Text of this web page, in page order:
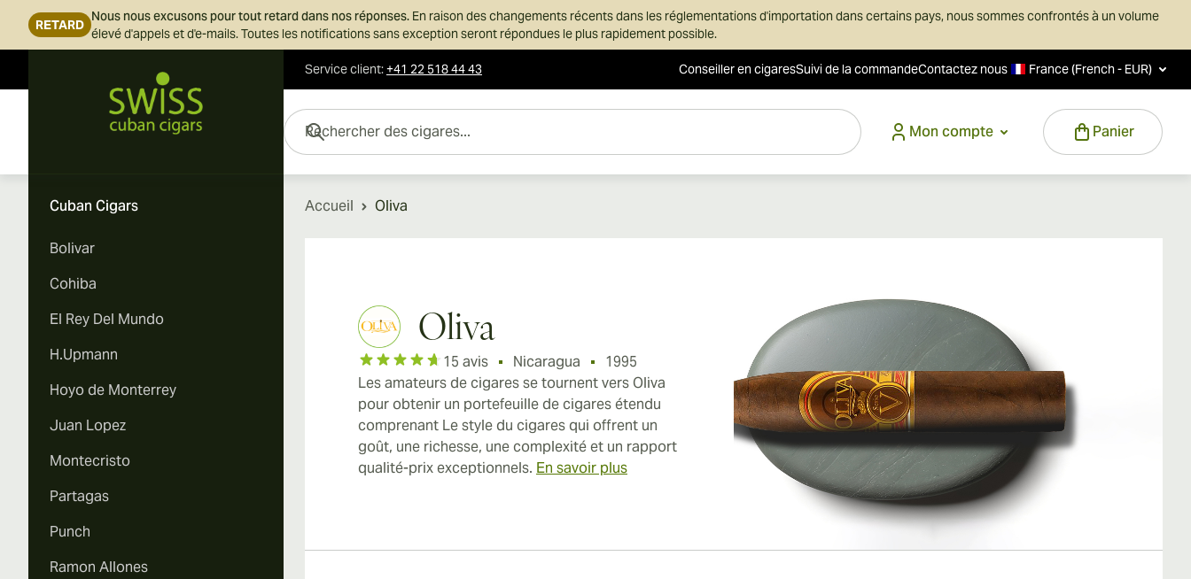
RETARD
Nous nous excusons pour tout retard dans nos réponses. En raison des changements récents dans les réglementations d'importation dans certains pays, nous sommes confrontés à un volume
élevé d'appels et d'e-mails. Toutes les notifications sans exception seront répondues le plus rapidement possible.
Service client:+41 22 518 44 43 Conseiller en cigaresSuivi de la commandeContactez nous France (French - EUR)
Mon compte
Panier
Rechercher des cigares...
Cuban Cigars
Bolivar
Cohiba
El Rey Del Mundo
H.Upmann
Hoyo de Monterrey
Juan Lopez
Montecristo
Partagas
Punch
Ramon Allones
Accueil Oliva
Oliva
15 avis Nicaragua
1995
Les amateurs de cigares se tournent vers Oliva
pour obtenir un portefeuille de cigares étendu
comprenant Le style du cigares qui offrent un
goût, une richesse, une complexité et un rapport
qualité-prix exceptionnels. En savoir plus